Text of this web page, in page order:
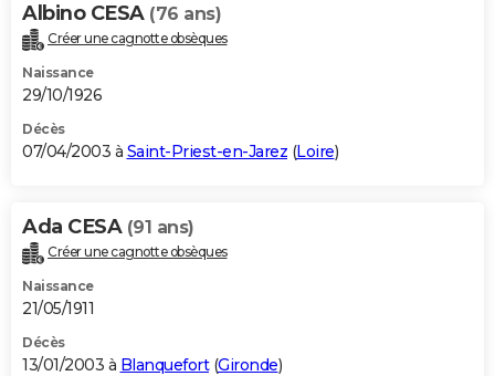
Albino CESA (76 ans)
Créer une cagnotte obsèques
Naissance
29/10/1926
Décès
07/04/2003 à Saint-Priest-en-Jarez (Loire)
Ada CESA (91 ans)
Créer une cagnotte obsèques
Naissance
21/05/1911
Décès
13/01/2003 à Blanquefort(Gironde)